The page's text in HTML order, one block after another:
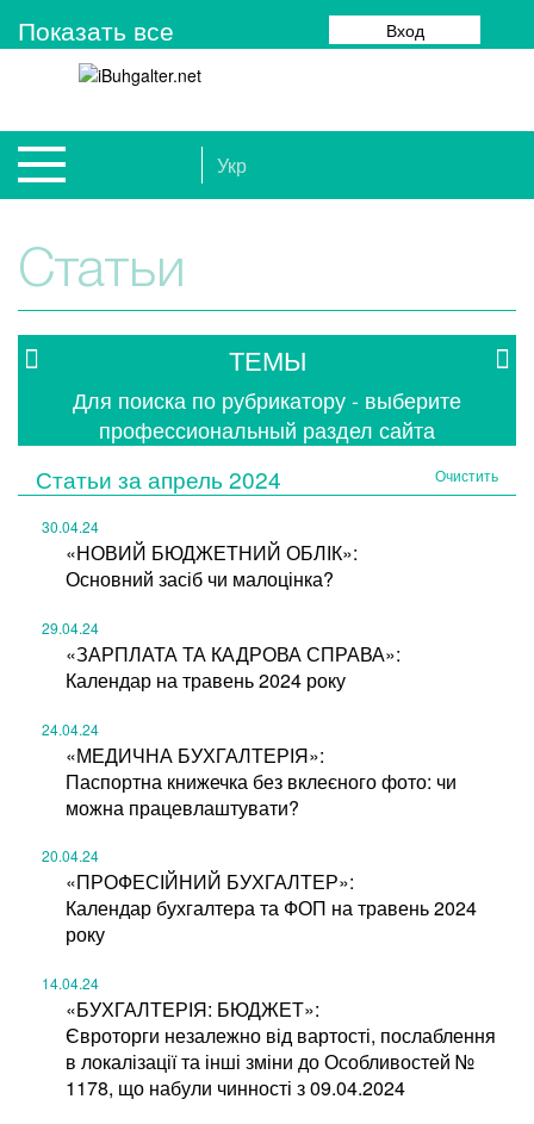
Показать все Вход
Укр
Статьи
ТЕМЫ
Для поиска по рубрикатору - выберите
профессиональный раздел сайта
Статьи за апрель 2024 Очистить
30.04.24
«НОВИЙ БЮДЖЕТНИЙ ОБЛІК»:
Основний засіб чи малоцінка?
29.04.24
«ЗАРПЛАТА ТА КАДРОВА СПРАВА»:
Календар на травень 2024 року
24.04.24
«МЕДИЧНА БУХГАЛТЕРІЯ»:
Паспортна книжечка без вклеєного фото: чи
можна працевлаштувати?
20.04.24
«ПРОФЕСІЙНИЙ БУХГАЛТЕР»:
Календар бухгалтера та ФОП на травень 2024
року
14.04.24
«БУХГАЛТЕРІЯ: БЮДЖЕТ»:
Євроторги незалежно від вартості, послаблення
в локалізації та інші зміни до Особливостей №
1178, що набули чинності з 09.04.2024